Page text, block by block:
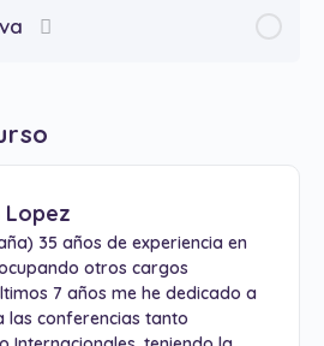
35 años de experiencia en
otros cargos
7 años me he dedicado a
las conferencias tanto